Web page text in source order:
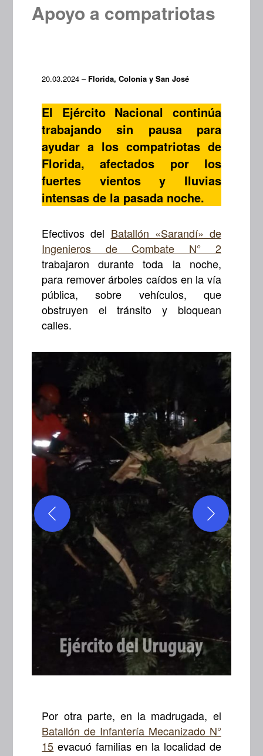
Apoyo a compatriotas
20.03.2024 – Florida, Colonia y San José
El Ejército Nacional continúa
trabajando sin pausa para
ayudar a los compatriotas de
Florida, afectados por los
fuertes vientos y lluvias
intensas de la pasada noche.
Efectivos del Batallón «Sarandí» de
Ingenieros de Combate N° 2
trabajaron durante toda la noche,
para remover árboles caídos en la vía
pública, sobre vehículos, que
obstruyen el tránsito y bloquean
calles.
Por otra parte, en la madrugada, el
Batallón de Infantería Mecanizado N°
15 evacuó familias en la localidad de